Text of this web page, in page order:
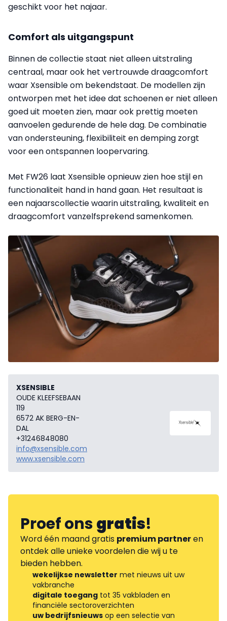
geschikt voor het najaar.
Comfort als uitgangspunt
Binnen de collectie staat niet alleen uitstraling
centraal, maar ook het vertrouwde draagcomfort
waar Xsensible om bekendstaat. De modellen zijn
ontworpen met het idee dat schoenen er niet alleen
goed uit moeten zien, maar ook prettig moeten
aanvoelen gedurende de hele dag. De combinatie
van ondersteuning, flexibiliteit en demping zorgt
voor een ontspannen loopervaring.
Met FW26 laat Xsensible opnieuw zien hoe stijl en
functionaliteit hand in hand gaan. Het resultaat is
een najaarscollectie waarin uitstraling, kwaliteit en
draagcomfort vanzelfsprekend samenkomen.
XSENSIBLE
OUDE KLEEFSEBAAN
119
6572 AK BERG-EN-
DAL
+31246848080
info@xsensible.com
www.xsensible.com
Proef onsgratis!
Word één maand gratis premium partneren
ontdek alle unieke voordelen die wij u te
bieden hebben.
wekelijkse newsletter met nieuws uit uw
vakbranche
digitale toegang tot 35 vakbladen en
financiële sectoroverzichten
uw bedrijfsnieuws op een selectie van